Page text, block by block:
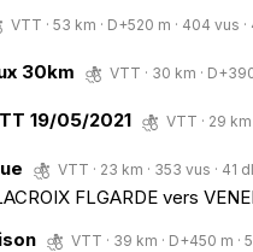
VTT · 53 km · D+520 m · 404 vus ·
30km VTT · 30 km ·
19/05/2021 VTT · 29
VTT · 23 km · 353 vus · 41 dl
FLGARDE vers
VTT · 39 km · D+450 m ·